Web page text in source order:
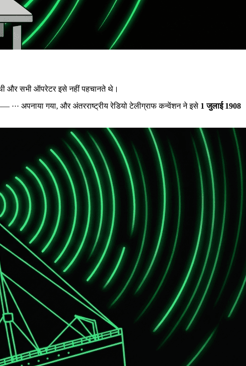
और सभी ऑपरेटर इसे नहीं पहचानते थे।
··· अपनाया गया, और अंतरराष्ट्रीय रेडियो टेलीग्राफ कन्वेंशन ने इसे 1 जुलाई 1908